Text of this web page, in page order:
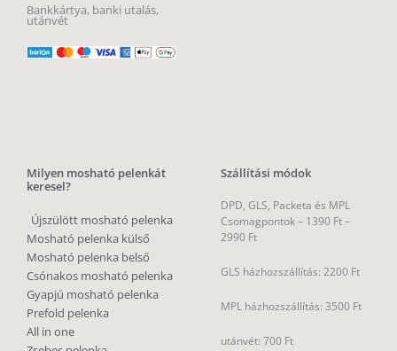
Bankkártya, banki utalás,
utánvét
Milyen mosható pelenkát
keresel?
Újszülött mosható pelenka
Mosható pelenka külső
Mosható pelenka belső
Csónakos mosható pelenka
Gyapjú mosható pelenka
Prefold pelenka
All in one
Zsebes pelenka
Szállítási módok
Csomagpontok –1390 Ft –
2990 Ft